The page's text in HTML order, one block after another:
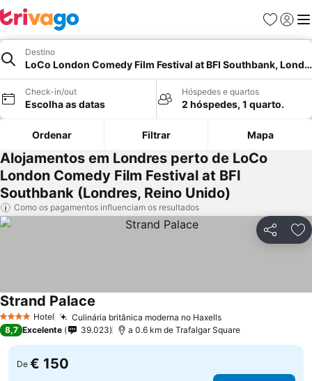
Favoritos
Iniciar
Destino
LoCo London Comedy Film Festival at BFI Southbank,
Check-in/out
Escolha as datas
Hóspedes e quartos
2 hóspedes, 1 quarto.
Ordenar Filtrar Mapa
Alojamentos em Londres perto de LoCo
London Comedy Film Festival at BFI
Southbank (Londres, Reino Unido)
Como os pagamentos influenciam os resultados
Partilhar
4 EstrelasHotel Culinária britânica moderna no HaxellsVer preços
Strand Palace
8,7 Excelente 39.023 a 0.6 km de Trafalgar Square
De € 150